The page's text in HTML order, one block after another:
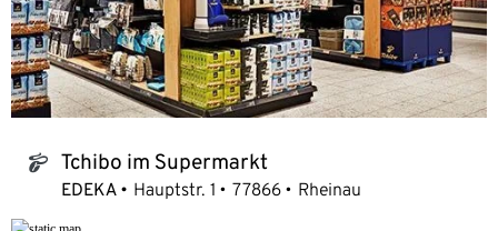
tchibo_logo Tchibo im Supermarkt
EDEKA Hauptstr. 1 77866 Rheinau